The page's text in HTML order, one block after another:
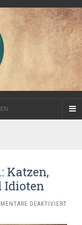
Katzen,
Idioten
DEAKTIVIERT
#71: